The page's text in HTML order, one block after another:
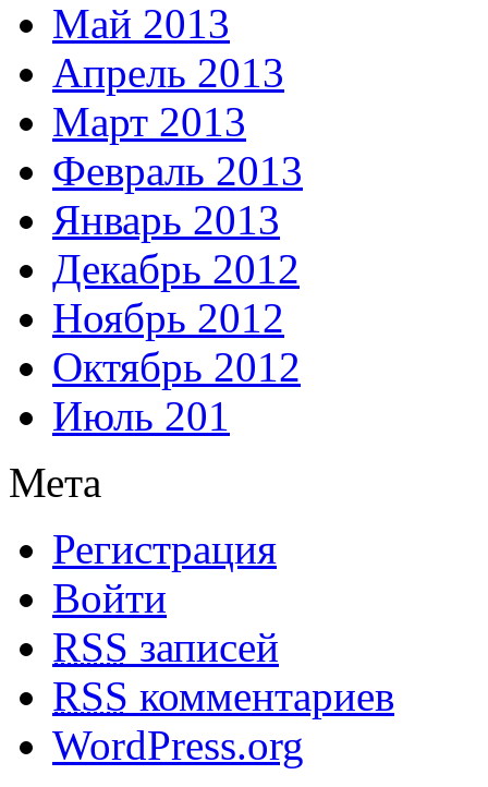
Май 2013
Апрель 2013
Март 2013
Февраль 2013
Январь 2013
Декабрь 2012
Ноябрь 2012
Октябрь 2012
Июль 201
Мета
Регистрация
Войти
RSS записей
RSS комментариев
WordPress.org